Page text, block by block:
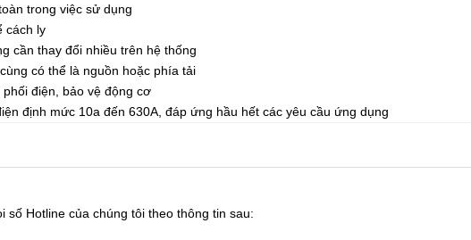
trong việc sử dụng
cách ly
cần thay đổi nhiều trên hệ thống
có thể là nguồn hoặc phía tải
điện, bảo vệ động cơ
định mức 10a đến 630A, đáp ứng hầu hết các yêu cầu ứng dụng
Hotline của chúng tôi theo thông tin sau: